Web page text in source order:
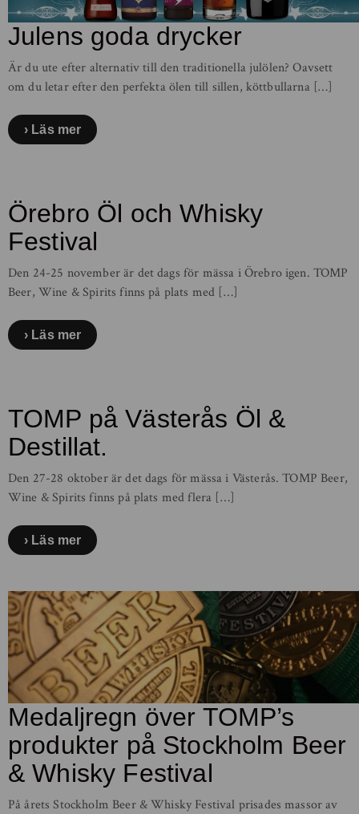
Julens goda drycker
Är du ute efter alternativ till den traditionella julölen? Oavsett
om du letar efter den perfekta ölen till sillen, köttbullarna […]
Läs mer
Örebro Öl och Whisky
Festival
Den 24-25 november är det dags för mässa i Örebro igen. TOMP
Beer, Wine & Spirits finns på plats med […]
Läs mer
TOMP på Västerås Öl &
Destillat.
Den 27-28 oktober är det dags för mässa i Västerås. TOMP Beer,
Wine & Spirits finns på plats med flera […]
Läs mer
Medaljregn över TOMP’s
produkter på Stockholm Beer
& Whisky Festival
På årets Stockholm Beer & Whisky Festival prisades massor av